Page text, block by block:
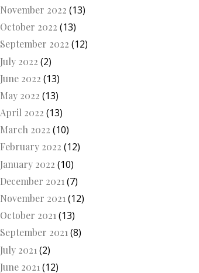
November 2022 (13)
October 2022 (13)
September 2022 (12)
July 2022 (2)
June 2022 (13)
May 2022 (13)
April 2022 (13)
March 2022 (10)
February 2022 (12)
January 2022 (10)
December 2021 (7)
November 2021 (12)
October 2021(13)
September 2021(8)
July 2021 (2)
June 2021 (12)